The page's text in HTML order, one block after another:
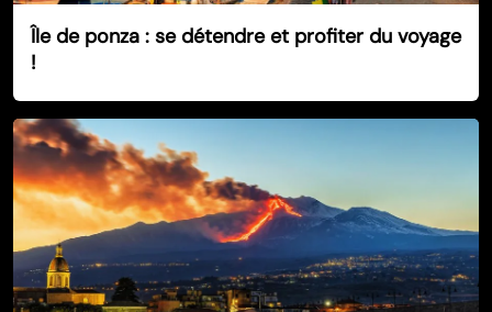
Île de ponza : se détendre et profiter du voyage
!